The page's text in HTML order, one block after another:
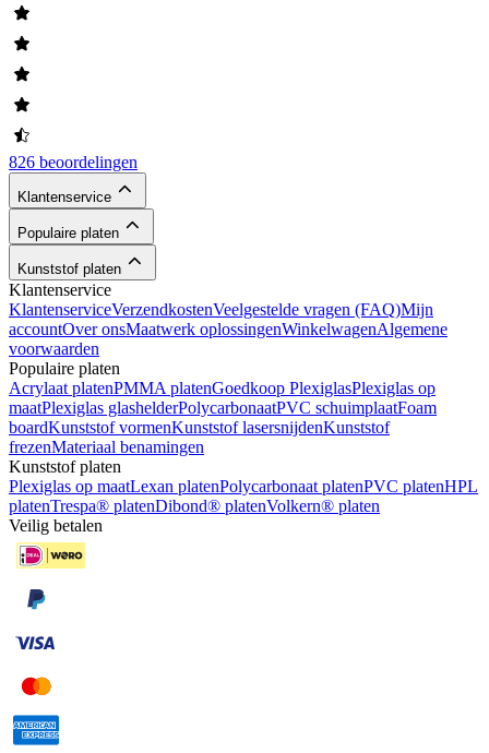
826 beoordelingen
Klantenservice
Populaire platen
Kunststof platen
Klantenservice
KlantenserviceVerzendkostenVeelgestelde vragen (FAQ)Mijn
accountOver onsMaatwerk oplossingenWinkelwagenAlgemene
voorwaarden
Populaire platen
Acrylaat platenPMMA platenGoedkoop PlexiglasPlexiglas op
maatPlexiglas glashelderPolycarbonaatPVC schuimplaatFoam
boardKunststof vormenKunststof lasersnijdenKunststof
frezenMateriaal benamingen
Kunststof platen
Plexiglas op maatLexan platenPolycarbonaat platenPVC platenHPL
platenTrespa® platenDibond® platenVolkern® platen
Veilig betalen